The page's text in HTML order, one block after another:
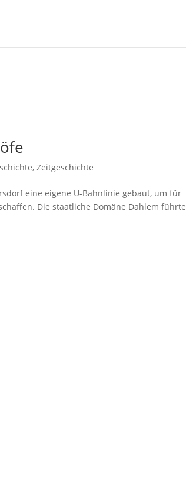
,Zeitgeschichte
eine eigene U-Bahnlinie gebaut, um für
Die staatliche Domäne Dahlem führte